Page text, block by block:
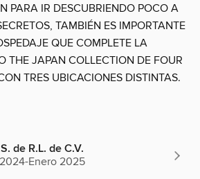
PARA IR DESCUBRIENDO POCO A
TAMBIÉN ES IMPORTANTE
QUE COMPLETE LA
THE JAPAN COLLECTION DE FOUR
TRES UBICACIONES DISTINTAS.
de R.L. de C.V.
Enero 2025